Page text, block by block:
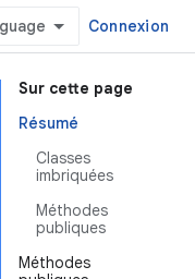
Connexion
Sur cette page
Résumé
Classes
imbriquées
Méthodes
publiques
Méthodes